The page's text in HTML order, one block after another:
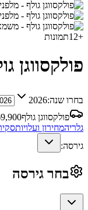
+
12תמונות
פולקסווגן
בחרו שנה:2026
פולקסווגן גולף
גלריהמחירון ועלויות
גירסה:
בחר גירסה